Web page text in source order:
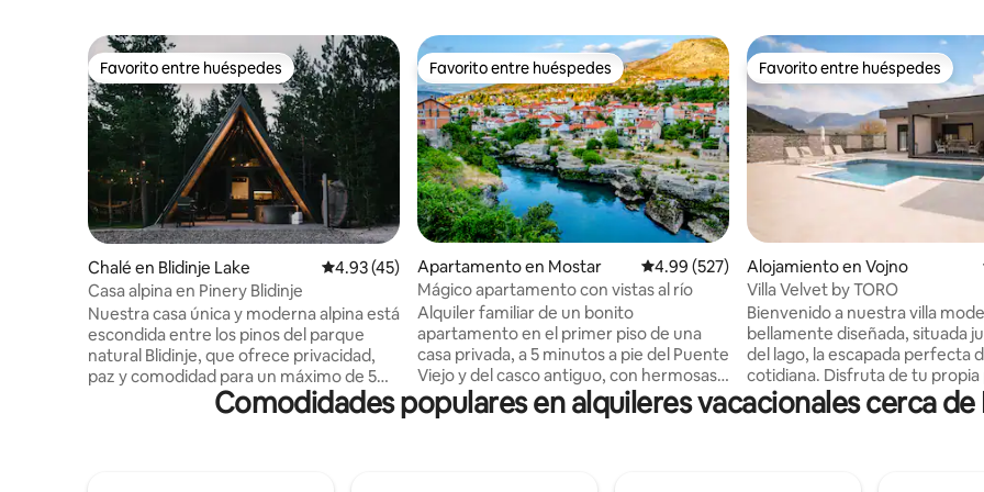
Favorito entre huéspedes
Favorito entre huéspedes
Chalé en Blidinje Lake Calificación promedio: 4.93 de 5, 45 reseñas
4.93 (45)
Casa alpina en Pinery Blidinje
Nuestra casa única y moderna alpina está
escondida entre los pinos del parque
natural Blidinje, que ofrece privacidad,
paz y comodidad para un máximo de 5
con fácil acceso al asfalto, a solo 200
Favorito entre huéspedes
Favorito entre huéspedes
Apartamento en Mostar Calificación promedio: 4.99 de 5, 527 reseñas
4.99 (527)
Mágico apartamento con vistas al río
Alquiler familiar de un bonito
apartamento en el primer piso de una
casa privada, a 5 minutos a pie del Puente
Viejo y del casco antiguo, con hermosas
vistas al río Neretva. El apartamento es
muy espacioso, con un gran balcón y
Favorito entre huéspedes
Favorito entre huéspedes
Alojamiento en Vojno
Villa Velvet by TORO
Bienvenido a nuestra villa
bellamente diseñada, situada
del lago, la escapada perfecta
cotidiana. Disfruta de tu propia
privada climatizada, una amplia
estar, una cocina totalmente
Comodidades populares en alquileres vacacionales cerca